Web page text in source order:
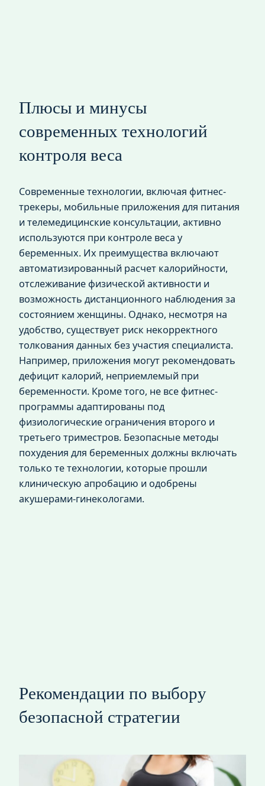
Плюсы и минусы
современных технологий
контроля веса
Современные технологии, включая фитнес-
трекеры, мобильные приложения для питания
и телемедицинские консультации, активно
используются при контроле веса у
беременных. Их преимущества включают
автоматизированный расчет калорийности,
отслеживание физической активности и
возможность дистанционного наблюдения за
состоянием женщины. Однако, несмотря на
удобство, существует риск некорректного
толкования данных без участия специалиста.
Например, приложения могут рекомендовать
дефицит калорий, неприемлемый при
беременности. Кроме того, не все фитнес-
программы адаптированы под
физиологические ограничения второго и
третьего триместров. Безопасные методы
похудения для беременных должны включать
только те технологии, которые прошли
клиническую апробацию и одобрены
акушерами-гинекологами.
Рекомендации по выбору
безопасной стратегии